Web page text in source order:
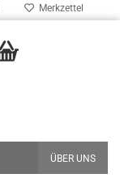
Merkzettel
ÜBER UNS